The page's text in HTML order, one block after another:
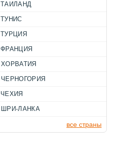
ТАИЛАНД
ТУНИС
ТУРЦИЯ
ФРАНЦИЯ
ХОРВАТИЯ
ЧЕРНОГОРИЯ
ЧЕХИЯ
ШРИ-ЛАНКА
все страны